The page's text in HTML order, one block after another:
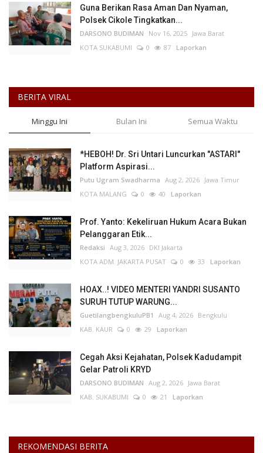
Guna Berikan Rasa Aman Dan Nyaman,
Polsek Cikole Tingkatkan...
DARSONO BUDIMAN Nov 16, 2025 Jawa Barat
KOTA SUKABUMI
0 87 Laporkan
BERITA VIRAL
Minggu Ini Bulan Ini Semua Waktu
*HEBOH! Dr. Sri Untari Luncurkan "ASTARI"
Platform Aspirasi...
Putu Ugram Swadharma Aug 2, 2026 Jawa Timur
KOTA MALANG
0 40 Laporkan
Prof. Yanto: Kekeliruan Hukum Acara Bukan
Pelanggaran Etik...
Redaksi Aug 3, 2026 DKI Jakarta
KOTA ADM. JAKARTA PUSAT
0 33 Laporkan
HOAX..! VIDEO MENTERI YANDRI SUSANTO
SURUH TUTUP WARUNG...
GuetilangbengkuluPB1 Aug 4, 2026 Bengkulu
KAB. KAUR
0 29 Laporkan
Cegah Aksi Kejahatan, Polsek Kadudampit
Gelar Patroli KRYD
DARSONO BUDIMAN Aug 2, 2026 Jawa Barat
KAB. SUKABUMI
0 21 Laporkan
REKOMENDASI BERITA